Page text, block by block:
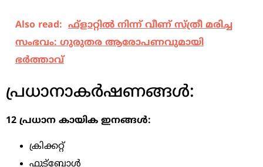
Also read: ഫ്‌ളാറ്റില്‍ നിന്ന് വീണ് സ്ത്രീ മരിച്ച
സംഭവം: ഗുരുതര ആരോപണവുമായി
ഭര്‍ത്താവ്
പ്രധാനാകർഷണങ്ങൾ:
12 പ്രധാന കായിക ഇനങ്ങൾ:
ക്രിക്കറ്റ്
ഫുട്ബോൾ